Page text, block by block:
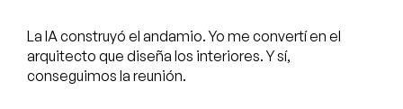
La IA construyó el andamio. Yo me convertí en el
arquitecto que diseña los interiores. Y sí,
conseguimos la reunión.